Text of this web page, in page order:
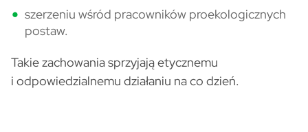
szerzeniu wśród pracowników proekologicznych
postaw.
Takie zachowania sprzyjają etycznemu
i odpowiedzialnemu działaniu na co dzień.